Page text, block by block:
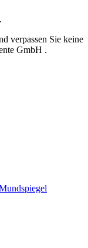
verpassen Sie keine
GmbH .